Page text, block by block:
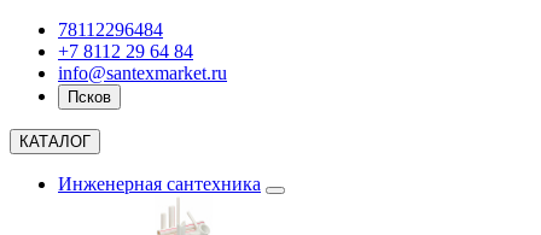
78112296484
+7 8112 29 64 84
info@santexmarket.ru
Псков
КАТАЛОГ
Инженерная сантехника